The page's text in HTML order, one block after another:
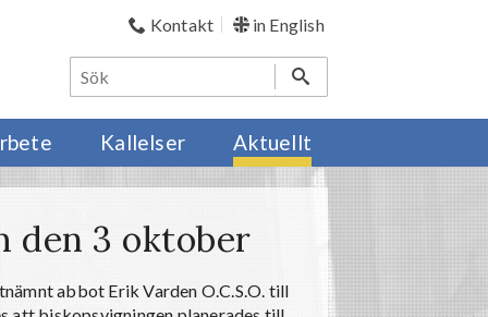
Kontakt in English
Kallelser Aktuellt
den 3 oktober
abbot Erik Varden O.C.S.O. till